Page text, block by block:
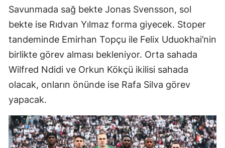
Savunmada sağ bekte Jonas Svensson, sol
bekte ise Rıdvan Yılmaz forma giyecek. Stoper
tandeminde Emirhan Topçu ile Felix Uduokhai’nin
birlikte görev alması bekleniyor. Orta sahada
Wilfred Ndidi ve Orkun Kökçü ikilisi sahada
olacak, onların önünde ise Rafa Silva görev
yapacak.